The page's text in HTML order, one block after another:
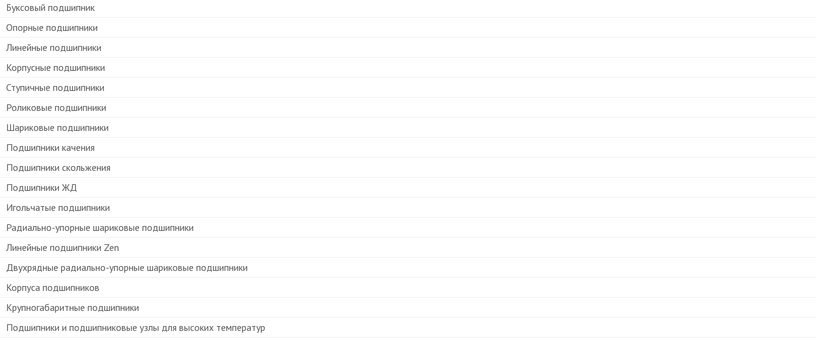
Буксовый подшипник
Опорные подшипники
Линейные подшипники
Корпусные подшипники
Ступичные подшипники
Роликовые подшипники
Шариковые подшипники
Подшипники качения
Подшипники скольжения
Подшипники ЖД
Игольчатые подшипники
Радиально-упорные шариковые подшипники
Линейные подшипники Zen
Двухрядные радиально-упорные шариковые подшипники
Корпуса подшипников
Крупногабаритные подшипники
Подшипники и подшипниковые узлы для высоких температур